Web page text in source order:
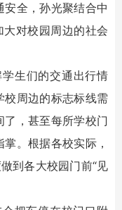
全，孙光聚结合中
大对校园周边的社会
生们的交通出行情
校周边的标志标线需
，甚至每所学校门
。根据各校实际，
到各大校园门前“见